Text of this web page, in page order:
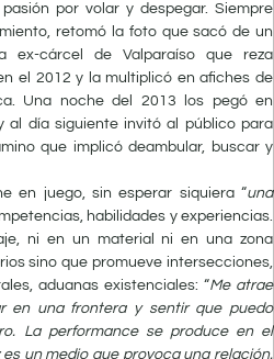
por volar y despegar. Siempre
retomó la foto que sacó de un
cárcel de Valparaíso que reza
el 2012 y la multiplicó en afiches de
Una noche del 2013 los pegó en
al día siguiente invitó al público para
que implicó deambular, buscar y
en juego, sin esperar siquiera “una
habilidades y experiencias.
ni en un material ni en una zona
sino que promueve intersecciones,
aduanas existenciales: “Me atrae
en una frontera y sentir que puedo
La performance se produce en el
un medio que provoca una relación.